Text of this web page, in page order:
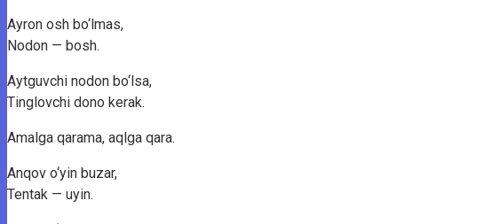
Ayron osh bo‘lmas,
Nodon — bosh.
Aytguvchi nodon bo‘lsa,
Tinglovchi dono kerak.
Amalga qarama, aqlga qara.
Anqov o‘yin buzar,
Tentak — uyin.